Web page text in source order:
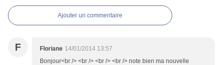
Ajouter un commentaire
F Floriane 14/01/2014 13:57
Bonjour<br /> <br /> <br /> <br /> note bien ma nouvelle